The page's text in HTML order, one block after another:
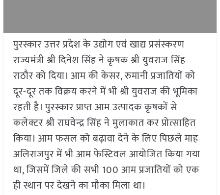
पुरस्कार उत्तर प्रदेश के उद्योग एवं खाद्य प्रसंस्करण
राज्यमंत्री श्री दिनेश सिंह ने कृषक श्री युवराज सिंह
राठौर को दिया। आम की केसर, रुमानी प्रजातियों को
दूर-दूर तक विक्रय करने में भी श्री युवराज की भूमिका
रहती है। पुरस्कार प्राप्त आम उत्पादक कृषकों से
कलेक्टर श्री राघवेन्द्र सिंह ने मुलाकात कर प्रोत्साहित
किया। आम फसल को बढ़ावा देने के लिए पिछले माह
अलिराजपुर में भी आम फेस्टिवल आयोजित किया गया
था, जिसमें जिले की सभी 100 आम प्रजातियों को एक
ही स्थान पर देखने का मौका मिला था।